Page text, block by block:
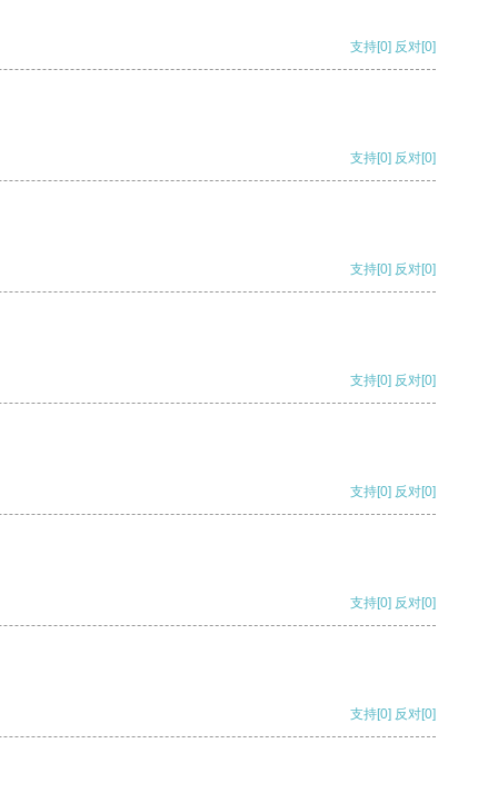
支持[0] 反对[0]
支持[0] 反对[0]
支持[0] 反对[0]
支持[0] 反对[0]
支持[0] 反对[0]
支持[0] 反对[0]
支持[0] 反对[0]